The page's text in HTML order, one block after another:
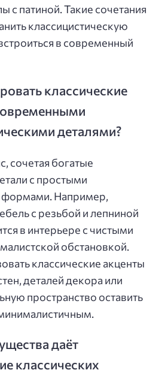
с патиной. Такие сочетания
классицистическую
в современный
классические
деталями?
сочетая богатые
с простыми
Например,
с резьбой и лепниной
в интерьере с чистыми
обстановкой.
классические акценты
деталей декора или
пространство оставить
даёт
классических